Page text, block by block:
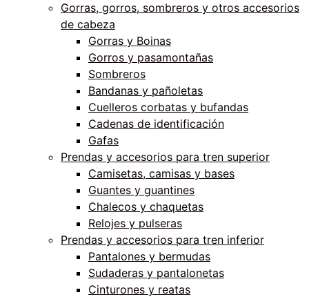
Gorras, gorros, sombreros y otros accesorios
de cabeza
Gorras y Boinas
Gorros y pasamontañas
Sombreros
Bandanas y pañoletas
Cuelleros corbatas y bufandas
Cadenas de identificación
Gafas
Prendas y accesorios para tren superior
Camisetas, camisas y bases
Guantes y guantines
Chalecos y chaquetas
Relojes y pulseras
Prendas y accesorios para tren inferior
Pantalones y bermudas
Sudaderas y pantalonetas
Cinturones y reatas